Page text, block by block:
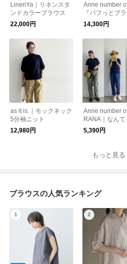
LinenYa｜リネンスタ
ンドカラーブラウス
22,000円
Anne number of
『パフっとブ
リネンで作りま
14,300円
as it is.｜モックネック
5分袖ニット
12,980円
Anne number
RANA｜なんて
いTシャツ
5,390円
もっと見る
ブラウスの人気ランキング